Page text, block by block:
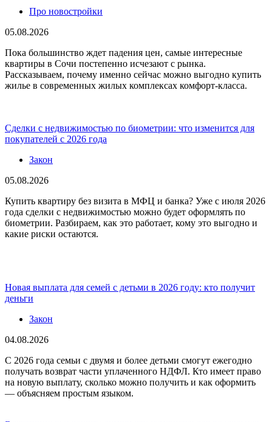
Про новостройки
05.08.2026
Пока большинство ждет падения цен, самые интересные
квартиры в Сочи постепенно исчезают с рынка.
Рассказываем, почему именно сейчас можно выгодно купить
жилье в современных жилых комплексах комфорт-класса.
Сделки с недвижимостью по биометрии: что изменится для
покупателей с 2026 года
Закон
05.08.2026
Купить квартиру без визита в МФЦ и банка? Уже с июля 2026
года сделки с недвижимостью можно будет оформлять по
биометрии. Разбираем, как это работает, кому это выгодно и
какие риски остаются.
Новая выплата для семей с детьми в 2026 году: кто получит
деньги
Закон
04.08.2026
С 2026 года семьи с двумя и более детьми смогут ежегодно
получать возврат части уплаченного НДФЛ. Кто имеет право
на новую выплату, сколько можно получить и как оформить
— объясняем простым языком.